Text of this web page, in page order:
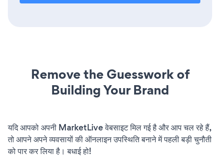
Remove the Guesswork of
Building Your Brand
यदि आपको अपनी MarketLive वेबसाइट मिल गई है और आप चल रहे हैं,
तो आपने अपने व्यवसायों की ऑनलाइन उपस्थिति बनाने में पहली बड़ी चुनौती
को पार कर लिया है। बधाई हो!